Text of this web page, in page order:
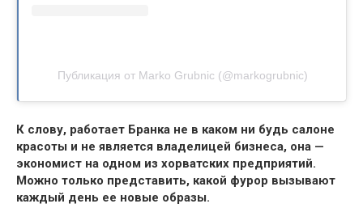
Публикация от Marko Grubnic (@markogrubnic)
К слову, работает Бранка не в каком ни будь салоне
красоты и не является владелицей бизнеса, она —
экономист на одном из хорватских предприятий.
Можно только представить, какой фурор вызывают
каждый день ее новые образы.